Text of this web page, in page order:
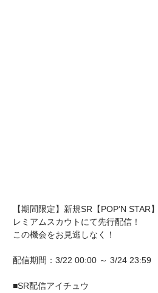
【期間限定】新規SR【POP’N
レミアムスカウトにて先行配信！
この機会をお見逃しなく！
配信期間：3/22 00:00 ～ 3/24 23:59
■SR配信アイチュウ